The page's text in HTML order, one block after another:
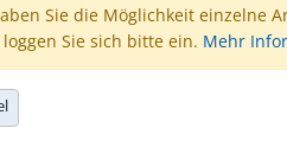
Sie die Möglichkeit einzelne
Sie sich bitte ein. Mehr